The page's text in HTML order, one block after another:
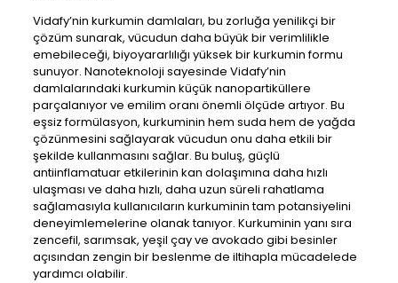
Vidafy’nin kurkumin damlaları, bu zorluğa yenilikçi bir
çözüm sunarak, vücudun daha büyük bir verimlilikle
emebileceği, biyoyararlılığı yüksek bir kurkumin formu
sunuyor. Nanoteknoloji sayesinde Vidafy’nin
damlalarındaki kurkumin küçük nanopartiküllere
parçalanıyor ve emilim oranı önemli ölçüde artıyor. Bu
eşsiz formülasyon, kurkuminin hem suda hem de yağda
çözünmesini sağlayarak vücudun onu daha etkili bir
şekilde kullanmasını sağlar. Bu buluş, güçlü
antiinflamatuar etkilerinin kan dolaşımına daha hızlı
ulaşması ve daha hızlı, daha uzun süreli rahatlama
sağlamasıyla kullanıcıların kurkuminin tam potansiyelini
deneyimlemelerine olanak tanıyor. Kurkuminin yanı sıra
zencefil, sarımsak, yeşil çay ve avokado gibi besinler
açısından zengin bir beslenme de iltihapla mücadelede
yardımcı olabilir.